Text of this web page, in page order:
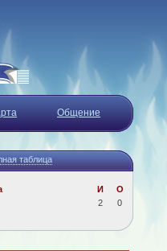
Общение
таблица
И
О
2 0